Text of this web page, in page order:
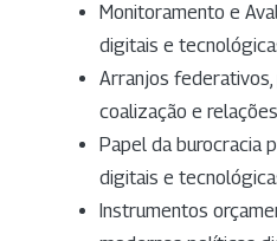
Monitoramento e
digitais e
Arranjos
coalização e
Papel da burocracia
digitais e
Instrumentos